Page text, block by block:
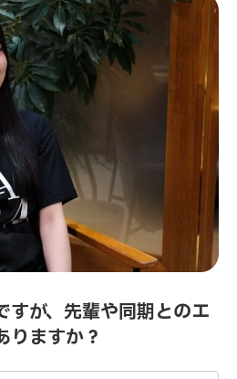
すが、先輩や同期とのエ
りますか？